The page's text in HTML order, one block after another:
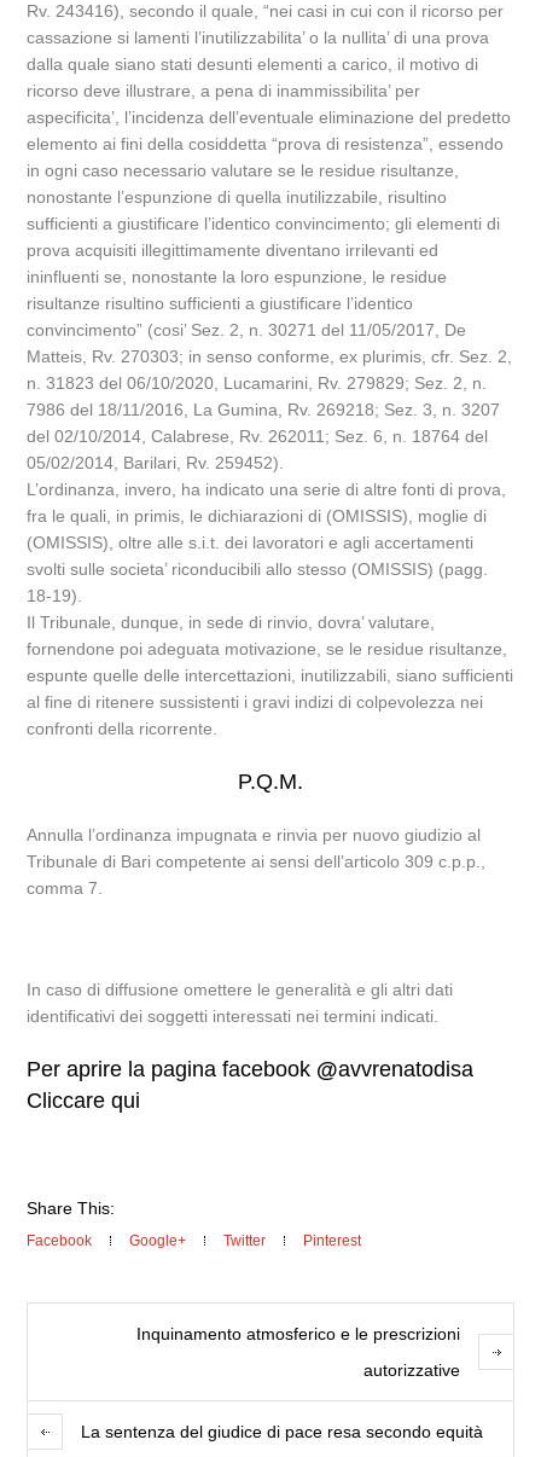
Rv. 243416), secondo il quale, “nei casi in cui con il ricorso per
cassazione si lamenti l’inutilizzabilita’ o la nullita’ di una prova
dalla quale siano stati desunti elementi a carico, il motivo di
ricorso deve illustrare, a pena di inammissibilita’ per
aspecificita’, l’incidenza dell’eventuale eliminazione del predetto
elemento ai fini della cosiddetta “prova di resistenza”, essendo
in ogni caso necessario valutare se le residue risultanze,
nonostante l’espunzione di quella inutilizzabile, risultino
sufficienti a giustificare l’identico convincimento; gli elementi di
prova acquisiti illegittimamente diventano irrilevanti ed
ininfluenti se, nonostante la loro espunzione, le residue
risultanze risultino sufficienti a giustificare l’identico
convincimento” (cosi’ Sez. 2, n. 30271 del 11/05/2017, De
Matteis, Rv. 270303; in senso conforme, ex plurimis, cfr. Sez. 2,
n. 31823 del 06/10/2020, Lucamarini, Rv. 279829; Sez. 2, n.
7986 del 18/11/2016, La Gumina, Rv. 269218; Sez. 3, n. 3207
del 02/10/2014, Calabrese, Rv. 262011; Sez. 6, n. 18764 del
05/02/2014, Barilari, Rv. 259452).
L’ordinanza, invero, ha indicato una serie di altre fonti di prova,
fra le quali, in primis, le dichiarazioni di (OMISSIS), moglie di
(OMISSIS), oltre alle s.i.t. dei lavoratori e agli accertamenti
svolti sulle societa’ riconducibili allo stesso (OMISSIS) (pagg.
18-19).
Il Tribunale, dunque, in sede di rinvio, dovra’ valutare,
fornendone poi adeguata motivazione, se le residue risultanze,
espunte quelle delle intercettazioni, inutilizzabili, siano sufficienti
al fine di ritenere sussistenti i gravi indizi di colpevolezza nei
confronti della ricorrente.
P.Q.M.
Annulla l’ordinanza impugnata e rinvia per nuovo giudizio al
Tribunale di Bari competente ai sensi dell’articolo 309 c.p.p.,
comma 7.
In caso di diffusione omettere le generalità e gli altri dati
identificativi dei soggetti interessati nei termini indicati.
Per aprire la pagina facebook @avvrenatodisa
Cliccare qui
Share This:
Facebook Google+ Twitter Pinterest
Inquinamento atmosferico e le prescrizioni
autorizzative
La sentenza del giudice di pace resa secondo equità